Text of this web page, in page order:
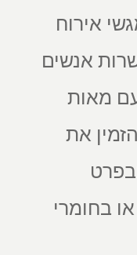
אירוח
אנשים
עם מאות
את
בחומרי